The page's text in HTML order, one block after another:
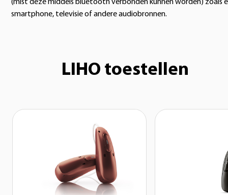
(mist deze middels bluetooth verbonden kunnen worden) zoals
smartphone, televisie of andere audiobronnen.
LIHO toestellen